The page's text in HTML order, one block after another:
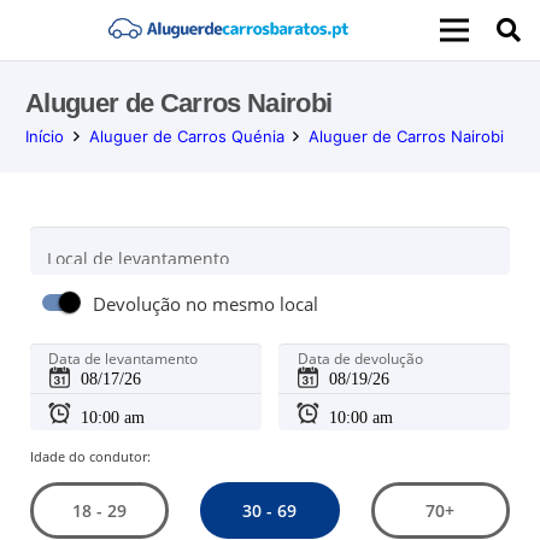
Aluguer de Carros Nairobi
Início Aluguer de Carros Quénia Aluguer de Carros Nairobi
Local de levantamento
Devolução no mesmo local
Data de levantamento Data de devolução
Idade do condutor:
18 - 29 30 - 69 70+